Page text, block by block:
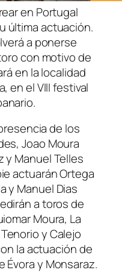
en Portugal
última actuación.
a ponerse
con motivo de
en la localidad
en el VIII festival
de los
Joao Moura
y Manuel Telles
actuarán Ortega
y Manuel Dias
a toros de
Moura, La
y Calejo
la actuación de
Évora y Monsaraz.